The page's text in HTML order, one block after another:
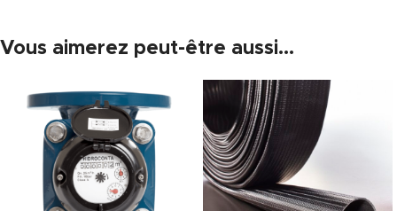
Vous aimerez peut-être aussi…